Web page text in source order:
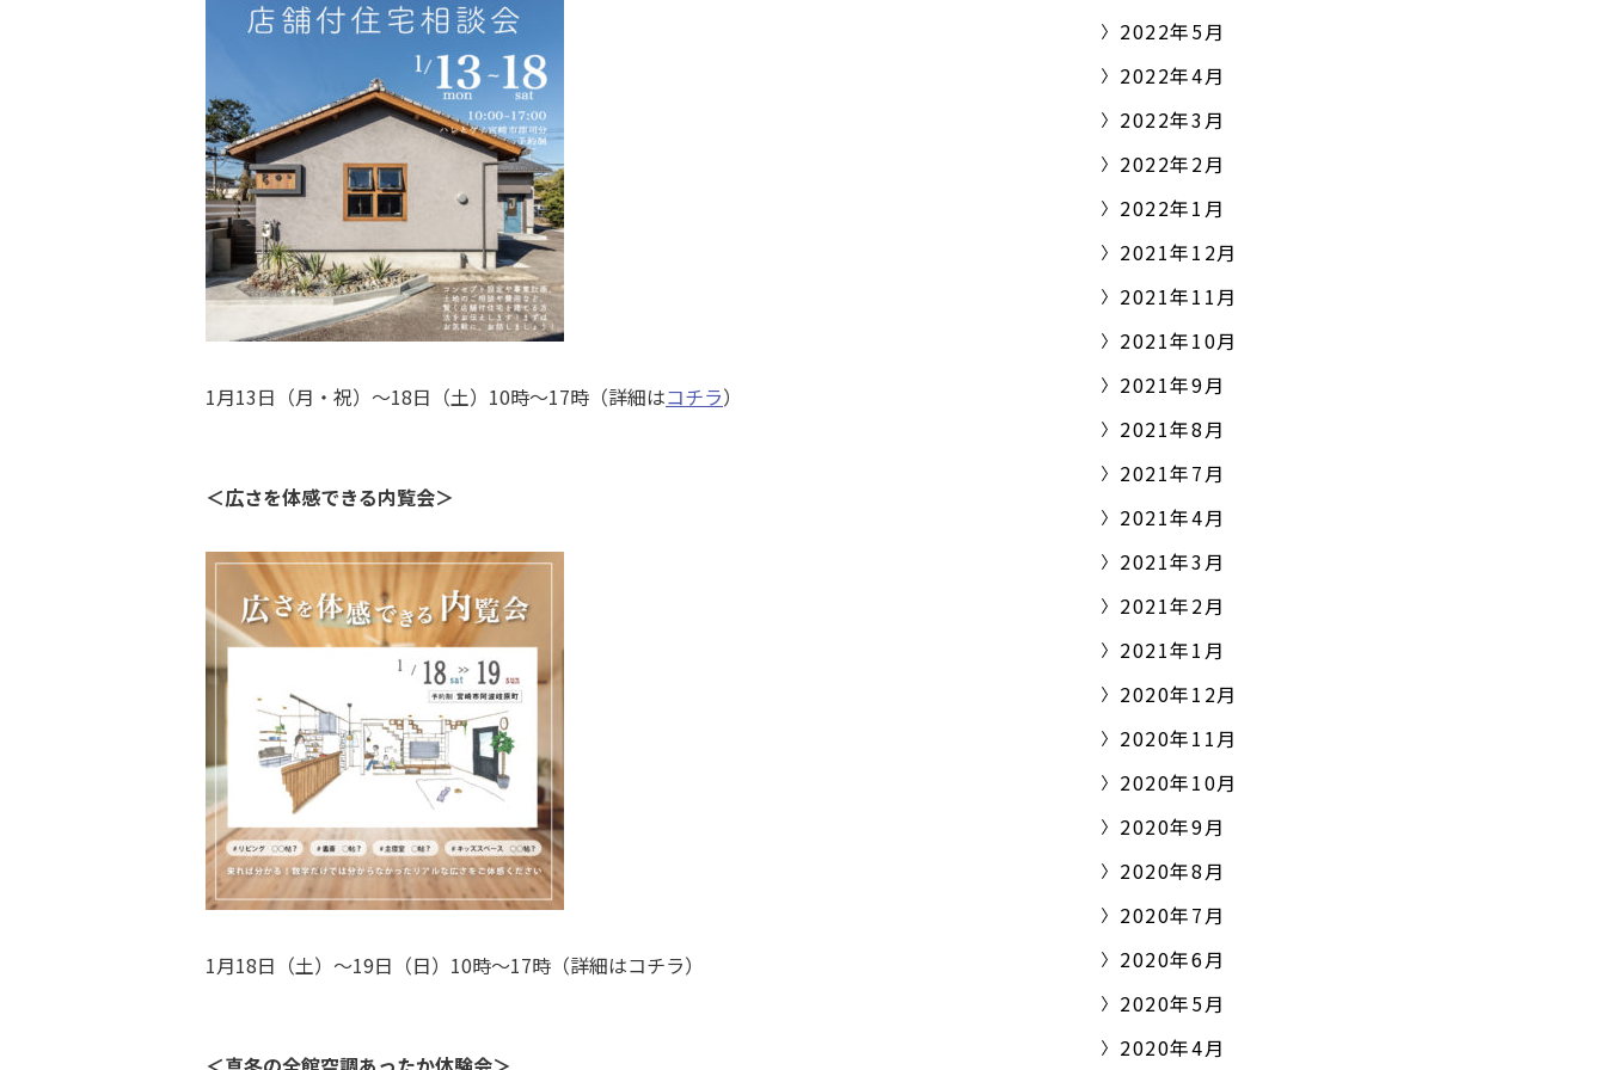
1月13日（月・祝）〜18日（土）10時〜17時（詳細はコチラ）
＜広さを体感できる内覧会＞
1月18日（土）〜19日（日）10時〜17時（詳細はコチラ）
2022年5月
2022年4月
2022年3月
2022年2月
2022年1月
2021年12月
2021年11月
2021年10月
2021年9月
2021年8月
2021年7月
2021年4月
2021年3月
2021年2月
2021年1月
2020年12月
2020年11月
2020年10月
2020年9月
2020年8月
2020年7月
2020年6月
2020年5月
2020年4月